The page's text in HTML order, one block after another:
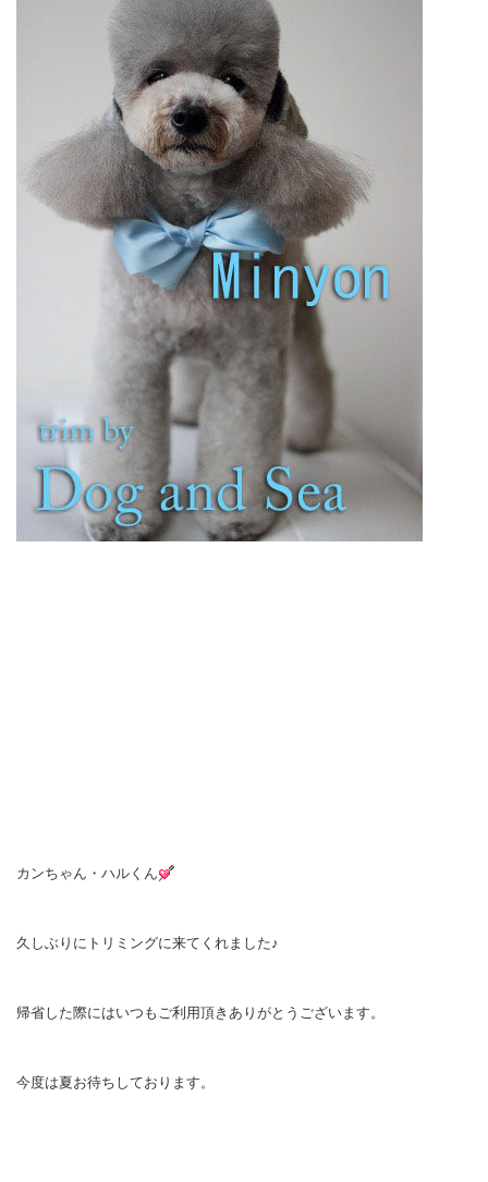
カンちゃん・ハルくん
久しぶりにトリミングに来てくれました♪
帰省した際にはいつもご利用頂きありがとうございます。
今度は夏お待ちしております。